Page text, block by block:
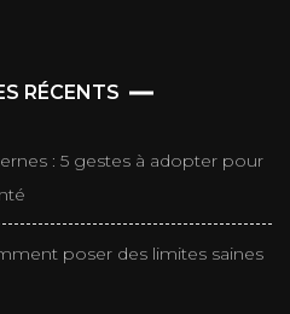
RÉCENTS
: 5 gestes à adopter pour
poser des limites saines